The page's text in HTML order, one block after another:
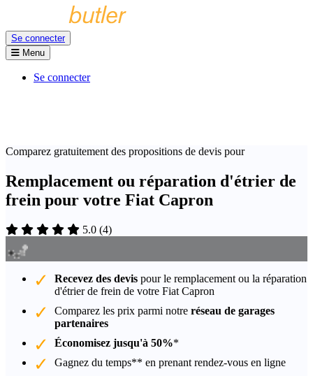
Se connecter
Menu
Se connecter
Comparez gratuitement des propositions de devis pour
Remplacement ou réparation d'étrier de
frein pour votre Fiat Capron
5.0 (4)
Recevez des devis pour le remplacement ou la réparation
d'étrier de frein de votre Fiat Capron
Comparez les prix parmi notre réseau de garages
partenaires
Économisez jusqu'à 50%*
Gagnez du temps** en prenant rendez-vous en ligne